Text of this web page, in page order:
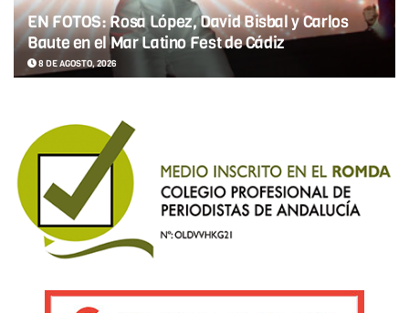
EN FOTOS: Rosa López, David Bisbal y Carlos
Baute en el Mar Latino Fest de Cádiz
8 DE AGOSTO, 2026